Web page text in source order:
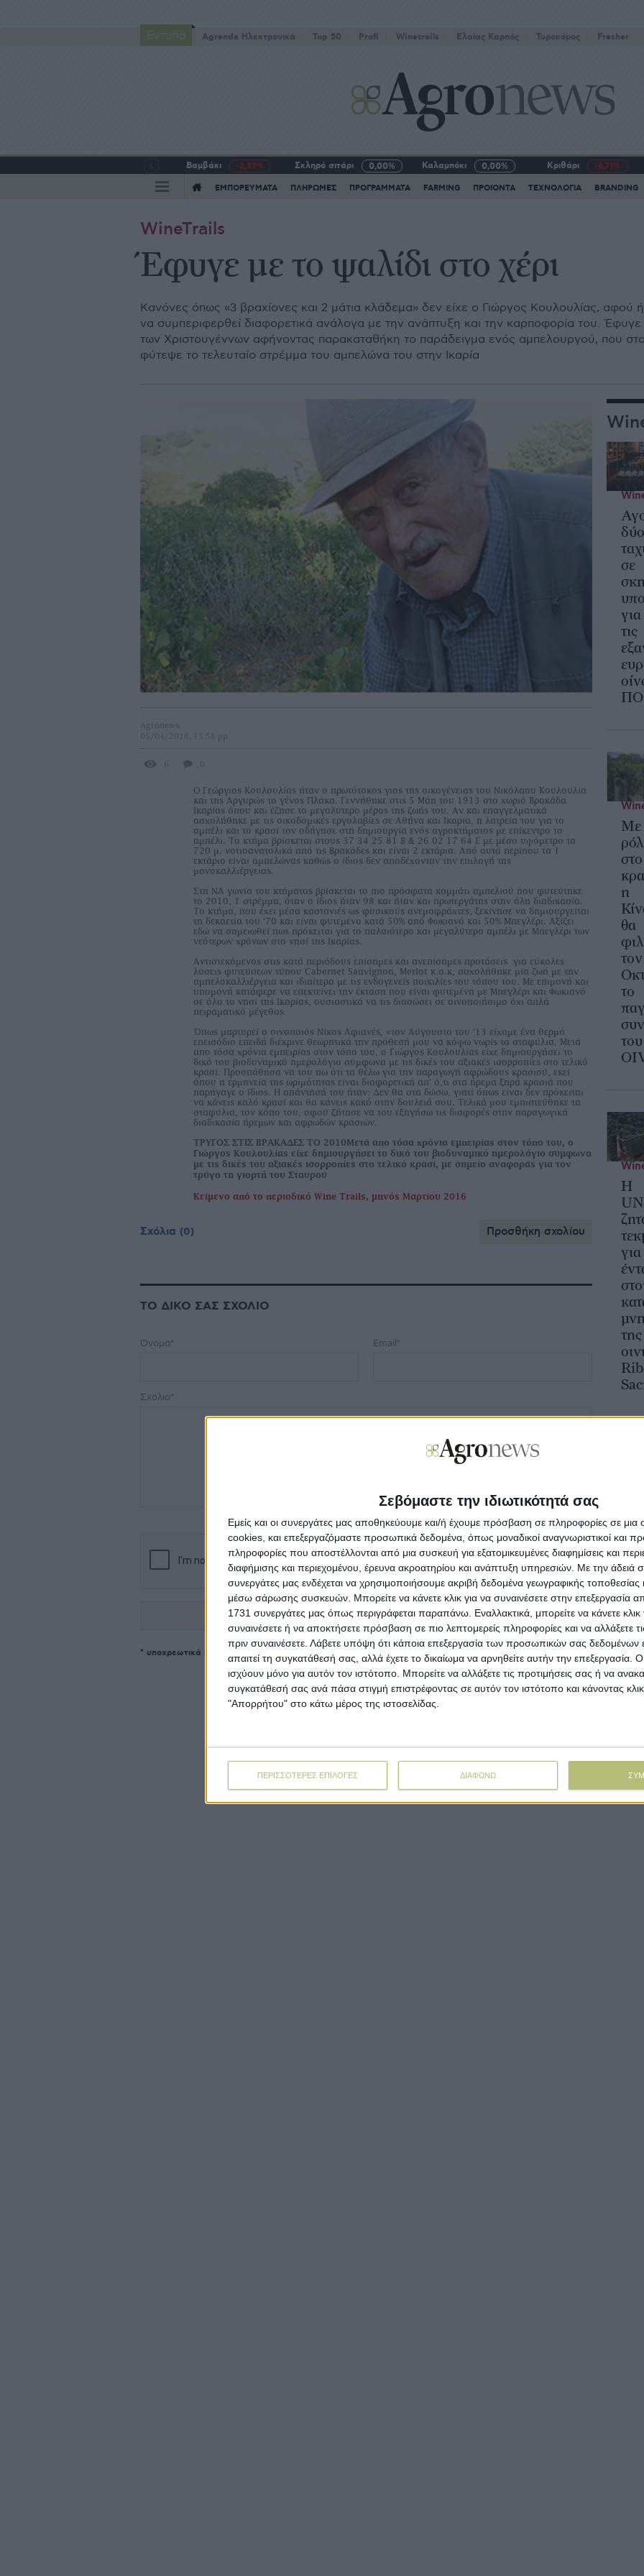
Σεβόμαστε την ιδιωτικότητά σας
Εμείς και οι συνεργάτες μας αποθηκεύουμε και/ή έχουμε πρόσβαση σε πληροφορίες σε
cookies, και επεξεργαζόμαστε προσωπικά δεδομένα, όπως μοναδικοί αναγνωριστικοί και
πληροφορίες που αποστέλλονται από μια συσκευή για εξατομικευμένες διαφημίσεις και
διαφήμισης και περιεχομένου, έρευνα ακροατηρίου και ανάπτυξη υπηρεσιών. Με την άδειά
συνεργάτες μας ενδέχεται να χρησιμοποιήσουμε ακριβή δεδομένα γεωγραφικής τοποθεσίας
μέσω σάρωσης συσκευών. Μπορείτε να κάνετε κλικ για να συναινέσετε στην επεξεργασία
1731 συνεργάτες μας όπως περιγράφεται παραπάνω. Εναλλακτικά, μπορείτε να κάνετε κλικ
συναινέσετε ή να αποκτήσετε πρόσβαση σε πιο λεπτομερείς πληροφορίες και να αλλάξετε
πριν συναινέσετε. Λάβετε υπόψη ότι κάποια επεξεργασία των προσωπικών σας δεδομένων
απαιτεί τη συγκατάθεσή σας, αλλά έχετε το δικαίωμα να αρνηθείτε αυτήν την επεξεργασία.
ισχύουν μόνο για αυτόν τον ιστότοπο. Μπορείτε να αλλάξετε τις προτιμήσεις σας ή να
συγκατάθεσή σας ανά πάσα στιγμή επιστρέφοντας σε αυτόν τον ιστότοπο και κάνοντας
"Απορρήτου" στο κάτω μέρος της ιστοσελίδας.
ΠΕΡΙΣΣΟΤΕΡΕΣ ΕΠΙΛΟΓΕΣ ΔΙΑΦΩΝΩ
Έντυπα Agrenda Ηλεκτρονικά Top 50 Profi Winetrails Eλαίας Καρπός Τυροκόμος Fresher
Βαμβάκι -2,37% Σκληρό σιτάρι 0,00% Καλαμπόκι 0,00% Κριθάρι -6,71%
ΕΜΠΟΡΕΥΜΑΤΑ ΠΛΗΡΩΜΕΣ ΠΡΟΓΡΑΜΜΑΤΑ FARMING ΠΡΟΙΟΝΤΑ ΤΕΧΝΟΛΟΓΙΑ BRANDING
WineTrails
Έφυγε με το ψαλίδι στο χέρι
Κανόνες όπως «3 βραχίονες και 2 µάτια κλάδεµα» δεν είχε ο Γιώργος Κουλουλίας, αφού
να συµπεριφερθεί διαφορετικά ανάλογα µε την ανάπτυξη και την καρποφορία του.
των Χριστουγέννων αφήνοντας παρακαταθήκη το παράδειγµα ενός αµπελουργού, που
φύτεψε το τελευταίο στρέµµα του αµπελώνα του στην Ικαρία
Agronews
05/04/2016, 15:58 μμ
6 0
Ο Γεώργιος Κουλουλίας ήταν ο πρωτότοκος γιος της οικογένειας του Νικόλαου Κουλουλία
και της Αργυρώς το γένος Πλάκα. Γεννήθηκε στις 5 Μάη του 1913 στο χωριό Βρακάδα
Ικαρίας όπου και έζησε το μεγαλύτερο μέρος της ζωής του. Αν και επαγγελματικά
ασχολήθηκε με τις οικοδομικές εργολαβίες σε Αθήνα και Ικαρία, η λατρεία του για το
αμπέλι και το κρασί τον οδήγησε στη δημιουργία ενός αγροκτήματος με επίκεντρο το
αμπέλι. Το κτήμα βρίσκεται στους 37 34 25 81 Β & 26 02 17 64 Ε με μέσο υψόμετρο τα
720 μ. νοτιοανατολικά από τις Βρακάδες και είναι 2 εκτάρια. Από αυτά περίπου τα 1
εκτάριο είναι αμπελώνας καθώς ο ίδιος δεν αποδέχονταν την επιλογή της
μονοκαλλιέργειας.
Στη ΝΑ γωνία του κτήματος βρίσκεται το πιο πρόσφατα κομμάτι αμπελιού που φυτεύτηκε
το 2010, 1 στρέμμα, όταν ο ίδιος ήταν 98 και ήταν και πρωτεργάτης στην όλη διαδικασία.
Το κτήμα, που έχει μέσα καστανιές ως φυσικούς ανεμοφράχτες, ξεκίνησε να δημιουργείται
τη δεκαετία του ‘70 και είναι φυτεμένο κατά 50% από Φωκιανό και 50% Μπεγλέρι. Αξίζει
εδώ να σημειωθεί πως πρόκειται για το παλαιότερο και μεγαλύτερο αμπέλι με Μπεγλέρι των
νεότερων χρόνων στο νησί της Ικαρίας.
Αντιστεκόμενος στις κατά περιόδους επίσημες και ανεπίσημες προτάσεις για εύκολες
λύσεις φυτεύσεων τύπου Cabernet Sauvignon, Merlot κ.ο.κ, ασχολήθηκε μία ζωή με την
αμπελοκαλλιέργεια και ιδιαίτερα με τις ενδογενείς ποικιλίες του τόπου του. Με επιμονή και
υπομονή κατάφερε να επεκτείνει την έκταση που είναι φυτεμένη με Μπεγλέρι και Φωκιανό
σε όλο το νησί της Ικαρίας, ουσιαστικά να τις διασώσει σε οινοποιήσιμο όχι απλά
πειραματικό μέγεθος
Όπως μαρτυρεί ο οινοποιός Νίκος Αφιανές, «τον Αύγουστο του ‘13 είχαμε ένα θερμό
επεισόδιο επειδή διέκρινε θεωρητικά την πρόθεσή μου να κόψω νωρίς τα σταφύλια. Μετά
απο τόσα χρόνια εμπειρίας στον τόπο του, ο Γιώργος Κουλουλίας είχε δημιουργήσει το
δικό του βιοδυναμικό ημερολόγιο σύμφωνα με τις δικές του αξιακές ισορροπίες στο τελικό
κρασί. Προσπάθησα να του πω ότι τα θέλω για την παραγωγή αφρώδους κρασιού, εκεί
όπου η ερμηνεία της ωριμότητας είναι διαφορετική απ’ ό,τι στα ήρεμα ξηρά κρασιά που
παρήγαγε ο ίδιος. Η απάντησή του ήταν: Δεν θα στα δώσω, γιατί όπως είναι δεν πρόκειται
να κάνεις καλό κρασί και θα κάνεις κακό στην δουλειά σου. Τελικά μου εμπιστεύθηκε τα
σταφύλια, τον κόπο του, αφού ζήτησε να του εξηγήσω τις διαφορές στην παραγωγική
διαδικασία ήρεμων και αφρωδών κρασιών.
ΤΡΥΓΟΣ ΣΤΙΣ ΒΡΑΚΑΔΕΣ ΤΟ 2010Μετά απο τόσα χρόνια εµπειρίας στον τόπο του, ο
Γιώργος Κουλουλίας είχε δηµιουργήσει το δικό του βιοδυναµικό ηµερολόγιο σύµφωνα
µε τις δικές του αξιακές ισορροπίες στο τελικό κρασί, µε σηµείο αναφοράς για τον
τρύγο τη γιορτή του Σταυρού
Κείμενο από το περιοδικό Wine Trails, μηνός Μαρτίου 2016
Σχόλια (0) Προσθήκη σχολίου
ΤΟ ΔΙΚΟ ΣΑΣ ΣΧΟΛΙΟ
Όνομα* Email*
Σχόλιο*
* υποχρεωτικά πεδία
δύο
σε
για
τις
Με
στο
η
θα
τον
το
του
Η
για
της